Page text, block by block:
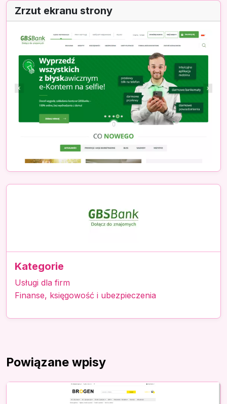
Zrzut ekranu strony
Kategorie
Usługi dla firm
Finanse, księgowość i ubezpieczenia
Powiązane wpisy